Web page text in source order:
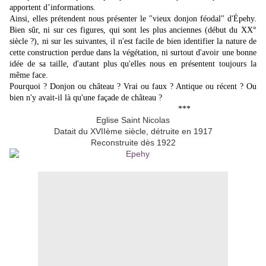
apportent d’informations.
Ainsi, elles prétendent nous présenter le "vieux donjon féodal" d'Épehy.
Bien sûr, ni sur ces figures, qui sont les plus anciennes (début du XX°
siècle ?), ni sur les suivantes, il n'est facile de bien identifier la nature de
cette construction perdue dans la végétation, ni surtout d'avoir une bonne
idée de sa taille, d'autant plus qu'elles nous en présentent toujours la
même face.
Pourquoi ? Donjon ou château ? Vrai ou faux ? Antique ou récent ? Ou
bien n'y avait-il là qu'une façade de château ?
***
Eglise Saint Nicolas
Datait du XVIIème siècle, détruite en 1917
Reconstruite dès 1922